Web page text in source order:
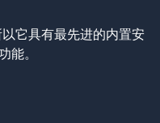
它具有最先进的内置安
能。